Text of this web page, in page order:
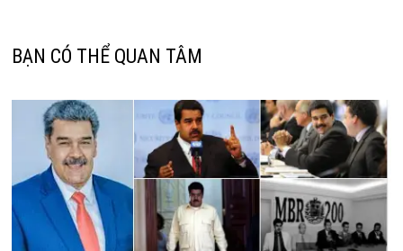
BẠN CÓ THỂ QUAN TÂM